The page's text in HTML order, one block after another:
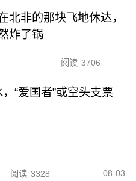
北非的那块飞地休达，
炸了锅
阅读 3706
“爱国者”或空头支票
阅读 3328 08-03